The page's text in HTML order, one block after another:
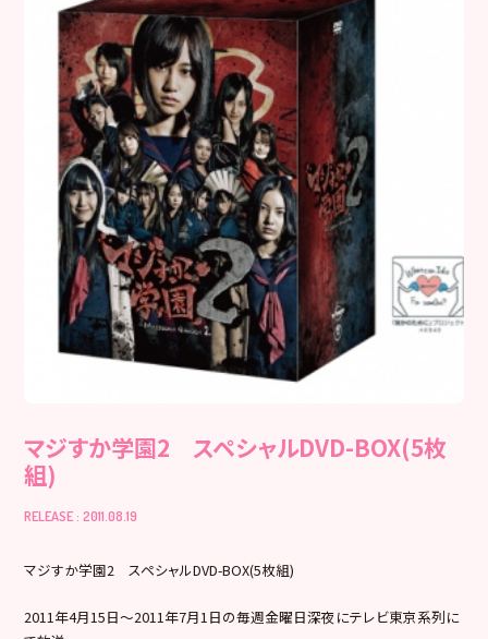
マジすか学園2 スペシャルDVD-BOX(5枚
組)
RELEASE : 2011.08.19
マジすか学園2 スペシャルDVD-BOX(5枚組)
2011年4月15日～2011年7月1日の毎週金曜日深夜にテレビ東京系列に